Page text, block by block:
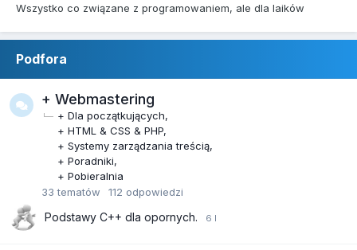
Wszystko co związane z programowaniem, ale dla laików
Podfora
+ Webmastering
+ Dla początkujących
+ HTML & CSS & PHP
+ Systemy zarządzania treścią
+ Poradniki
+ Pobieralnia
33 tematów 112 odpowiedzi
Podstawy C++ dla opornych.